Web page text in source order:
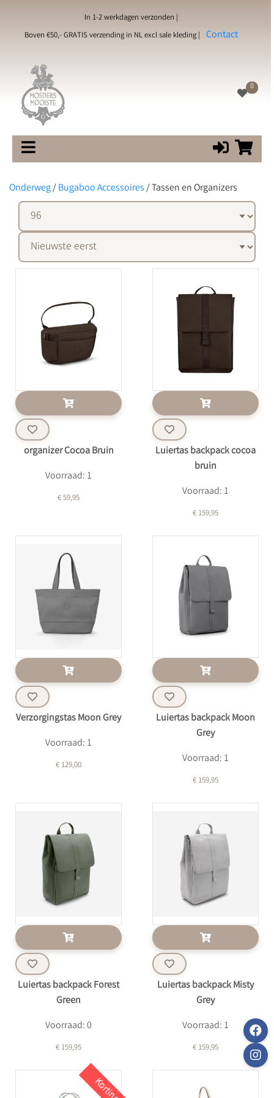
In 1-2 werkdagen verzonden |
Boven €50,- GRATIS verzending in NL excl sale kleding | Contact
0
Onderweg/Bugaboo Accessoires/Tassen en Organizers
organizer Cocoa Bruin
Voorraad: 1
€ 59,95
Luiertas backpack cocoa
bruin
Voorraad: 1
€ 159,95
Verzorgingstas Moon Grey
Voorraad: 1
€ 129,00
Luiertas backpack Moon
Grey
Voorraad: 1
€ 159,95
Luiertas backpack Forest
Green
Voorraad: 0
€ 159,95
Luiertas backpack Misty
Grey
Voorraad: 1
€ 159,95
Korting